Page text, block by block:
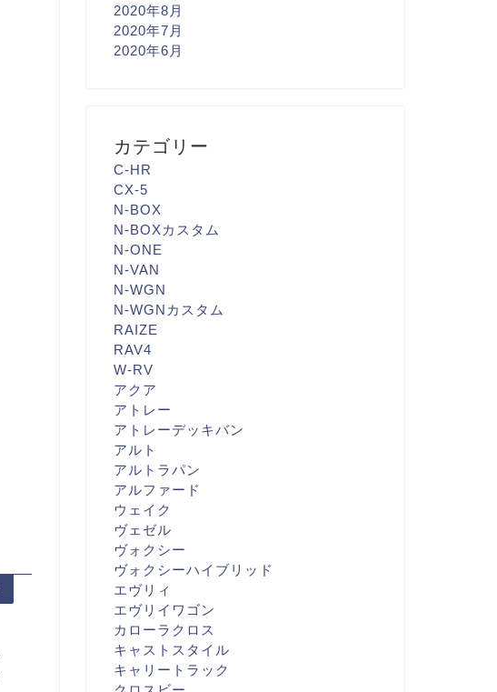
2020年8月
2020年7月
2020年6月
カテゴリー
C-HR
CX-5
N-BOX
N-BOXカスタム
N-ONE
N-VAN
N-WGN
N-WGNカスタム
RAIZE
RAV4
W-RV
アクア
アトレー
アトレーデッキバン
アルト
アルトラパン
アルファード
ウェイク
ヴェゼル
ヴォクシー
ヴォクシーハイブリッド
エヴリィ
エヴリイワゴン
カローラクロス
キャストスタイル
キャリートラック